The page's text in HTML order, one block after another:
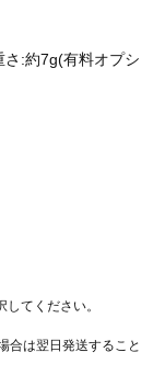
で少しずつの違い
料オプションの
一つ一つ着色から
ためのお手入れ方
、直射日光と高温
常生活で使ってい
ださい。 壊れてし
ップの作品であれ
め、注文をしない
:約7g(有料オプシ
合は翌日発送すること